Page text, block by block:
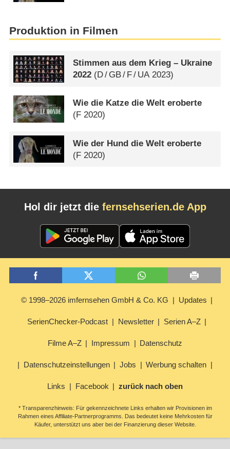
Produktion in Filmen
Stimmen aus dem Krieg – Ukraine
2022 (D/ GB/ F/ UA2023)
Wie die Katze die Welt eroberte
(F 2020)
Wie der Hund die Welt eroberte
(F 2020)
Hol dir jetzt die fernsehserien.de App
© 1998–2026 imfernsehen GmbH & Co. KG Updates
SerienChecker-Podcast Newsletter Serien A–Z
Filme A–Z Impressum Datenschutz
Datenschutzeinstellungen Jobs Werbung schalten
Links Facebook zurück nach oben
* Transparenzhinweis: Für gekennzeichnete Links erhalten wir Provisionen im
Rahmen eines Affiliate-Partnerprogramms. Das bedeutet keine Mehrkosten für
Käufer, unterstützt uns aber bei der Finanzierung dieser Website.